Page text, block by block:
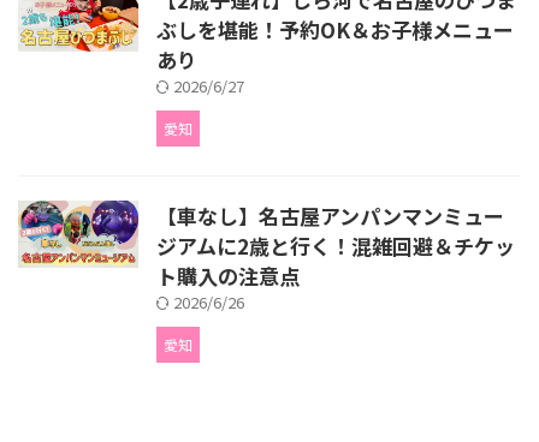
ぶしを堪能！予約OK＆お子様メニュー
あり
2026/6/27
愛知
【車なし】名古屋アンパンマンミュー
ジアムに2歳と行く！混雑回避＆チケッ
ト購入の注意点
2026/6/26
愛知